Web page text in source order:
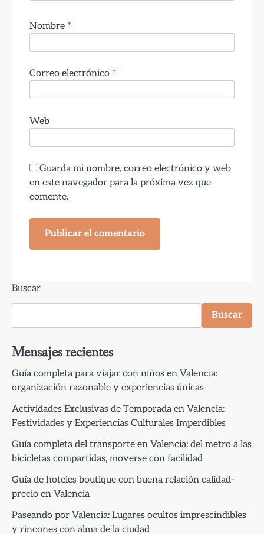
Nombre *
Correo electrónico *
Web
Guarda mi nombre, correo electrónico y web
en este navegador para la próxima vez que
comente.
Buscar
Buscar
Mensajes recientes
Guía completa para viajar con niños en Valencia:
organización razonable y experiencias únicas
Actividades Exclusivas de Temporada en Valencia:
Festividades y Experiencias Culturales Imperdibles
Guía completa del transporte en Valencia: del metro a las
bicicletas compartidas, moverse con facilidad
Guía de hoteles boutique con buena relación calidad-
precio en Valencia
Paseando por Valencia: Lugares ocultos imprescindibles
y rincones con alma de la ciudad